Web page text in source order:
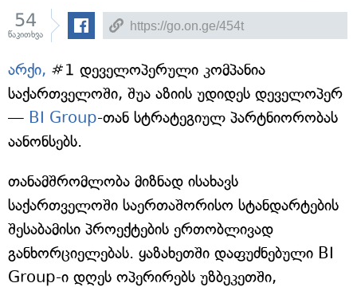
54
წაკითხვა
არქი, #1 დეველოპერული კომპანია
საქართველოში, შუა აზიის უდიდეს დეველოპერ
— BI Group-თან სტრატეგიულ პარტნიორობას
აანონსებს.
თანამშრომლობა მიზნად ისახავს
საქართველოში საერთაშორისო სტანდარტების
შესაბამისი პროექტების ერთობლივად
განხორციელებას. ყაზახეთში დაფუძნებული BI
Group-ი დღეს ოპერირებს უზბეკეთში,